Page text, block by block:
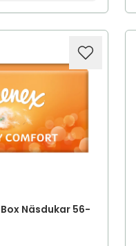
Näsdukar 56-